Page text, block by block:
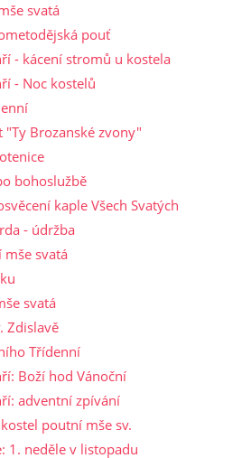
svatá
pouť
- kácení stromů u kostela
- Noc kostelů
Brozanské zvony"
bohoslužbě
kaple Všech Svatých
- údržba
svatá
svatá
Zdislavě
Třídenní
Boží hod Vánoční
adventní zpívání
poutní mše sv.
1. neděle v listopadu